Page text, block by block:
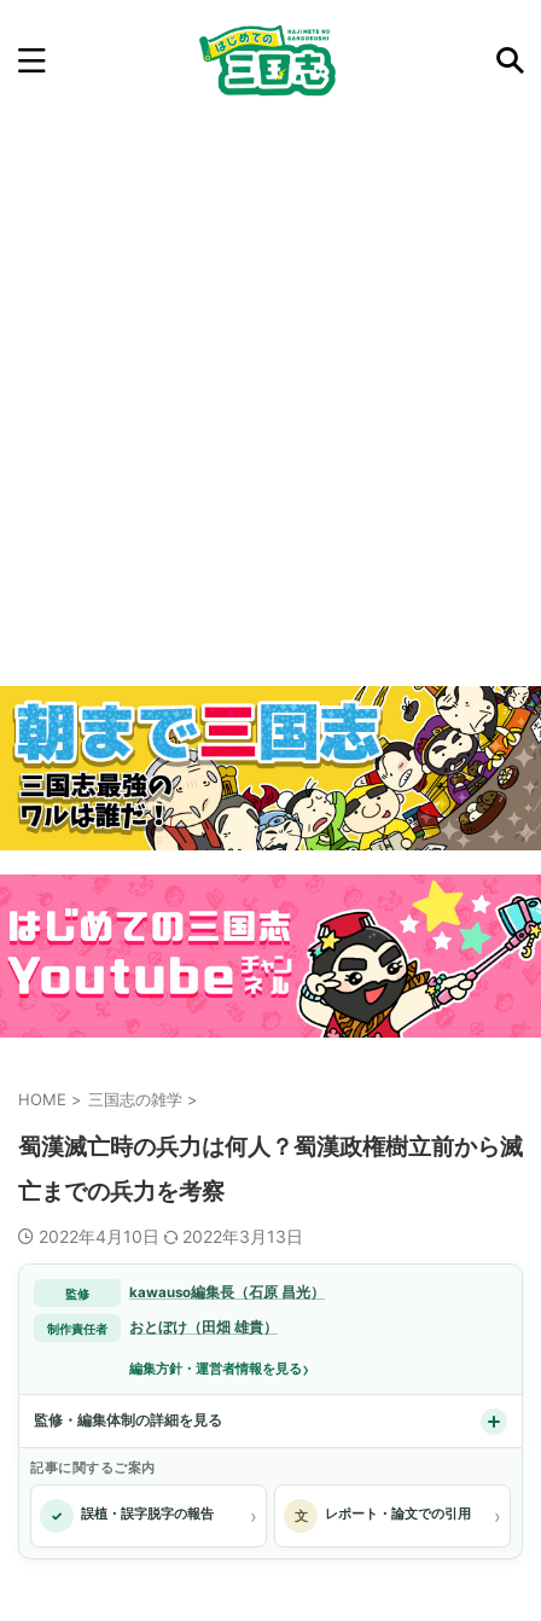
HOME > 三国志の雑学 >
蜀漢滅亡時の兵力は何人？蜀漢政権樹立前から滅
亡までの兵力を考察
2022年4月10日 2022年3月13日
監修 kawauso編集長（石原 昌光）
制作責任者 おとぼけ（田畑 雄貴）
編集方針・運営者情報を見る›
監修・編集体制の詳細を見る
記事に関するご案内
✓ 誤植・誤字脱字の報告 › 文 レポート・論文での引用 ›